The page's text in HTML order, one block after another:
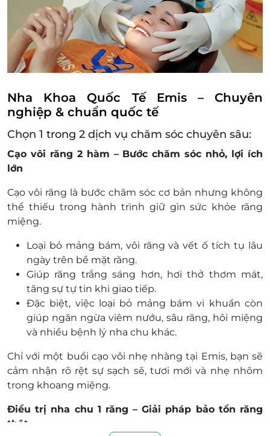
chương trình khuyến mại khác.
Nha Khoa Quốc Tế Emis – Chuyên
nghiệp & chuẩn quốc tế
Chọn 1 trong 2 dịch vụ chăm sóc chuyên sâu:
Cạo vôi răng 2 hàm – Bước chăm sóc nhỏ, lợi ích
lớn
Cạo vôi răng là bước chăm sóc cơ bản nhưng không
thể thiếu trong hành trình giữ gìn sức khỏe răng
miệng.
Loại bỏ mảng bám, vôi răng và vết ố tích tụ lâu
ngày trên bề mặt răng.
Giúp răng trắng sáng hơn, hơi thở thơm mát,
tăng sự tự tin khi giao tiếp.
Đặc biệt, việc loại bỏ mảng bám vi khuẩn còn
giúp ngăn ngừa viêm nướu, sâu răng, hôi miệng
và nhiều bệnh lý nha chu khác.
Chỉ với một buổi cạo vôi nhẹ nhàng tại Emis, bạn sẽ
cảm nhận rõ rệt sựsạch sẽ, tươi mới và nhẹ nhõm
trong khoang miệng.
Điều trị nha chu 1 răng – Giải pháp bảo tồn răng
thật